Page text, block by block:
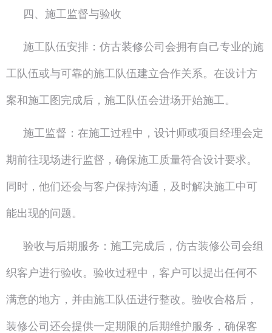
四、施工监督与验收
施工队伍安排：仿古装修公司会拥有自己专业的施
工队伍或与可靠的施工队伍建立合作关系。在设计方
案和施工图完成后，施工队伍会进场开始施工。
施工监督：在施工过程中，设计师或项目经理会定
期前往现场进行监督，确保施工质量符合设计要求。
同时，他们还会与客户保持沟通，及时解决施工中可
能出现的问题。
验收与后期服务：施工完成后，仿古装修公司会组
织客户进行验收。验收过程中，客户可以提出任何不
满意的地方，并由施工队伍进行整改。验收合格后，
装修公司还会提供一定期限的后期维护服务，确保客